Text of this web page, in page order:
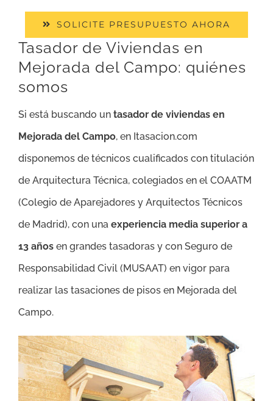
SOLICITE PRESUPUESTO AHORA
Tasador de Viviendas en
Mejorada del Campo: quiénes
somos
Si está buscando un tasador de viviendas en
Mejorada del Campo, en Itasacion.com
disponemos de técnicos cualificados con titulación
de Arquitectura Técnica, colegiados en el COAATM
(Colegio de Aparejadores y Arquitectos Técnicos
de Madrid), con una experiencia media superior a
13 años en grandes tasadoras y con Seguro de
Responsabilidad Civil (MUSAAT) en vigor para
realizar las tasaciones de pisos en Mejorada del
Campo.